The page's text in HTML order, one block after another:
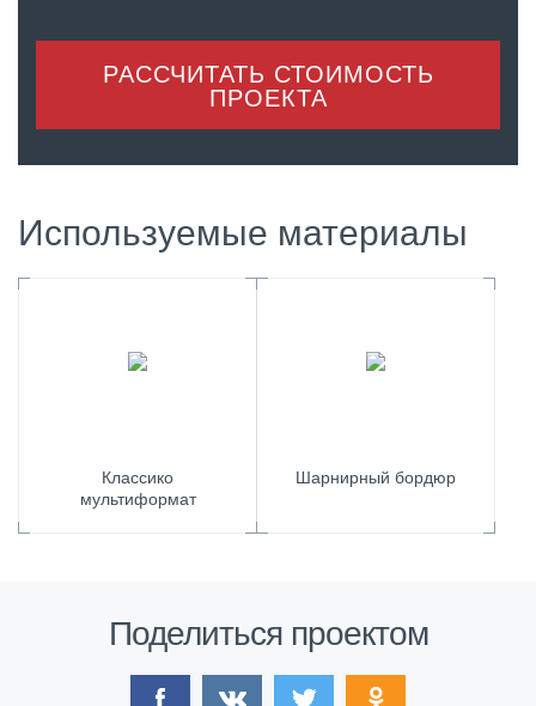
РАССЧИТАТЬ СТОИМОСТЬ
ПРОЕКТА
Используемые материалы
Классико
мультиформат
Шарнирный бордюр
Поделиться проектом